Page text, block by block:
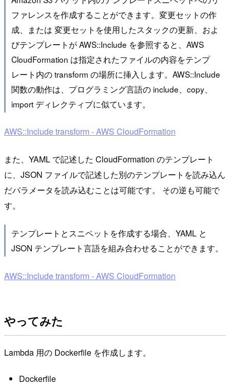
ファレンスを作成することができます。変更セットの作
成、または 変更セットを使用したスタックの更新、およ
びテンプレートが AWS::Include を参照すると、AWS
CloudFormation は指定されたファイルの内容をテンプ
レート内の transform の場所に挿入します。AWS::Include
関数の動作は、プログラミング言語の include、copy、
import ディレクティブに似ています。
AWS::Include transform - AWS CloudFormation
また、YAML で記述した CloudFormation のテンプレート
に、JSON ファイルで記述した別のテンプレートを読み込ん
だパラメータを読み込むことは可能です。 その逆も可能で
す。
テンプレートとスニペットを作成する場合、YAML と
JSON テンプレート言語を組み合わせることができます。
AWS::Include transform - AWS CloudFormation
やってみた
Lambda 用の Dockerfile を作成します。
Dockerfile